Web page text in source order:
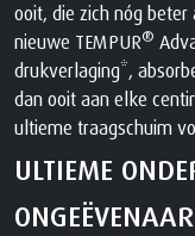
ooit, die zich nóg
nieuwe TEMPUR®
drukverlaging*,
dan ooit aan elke
ultieme traagschuim
ULTIEME